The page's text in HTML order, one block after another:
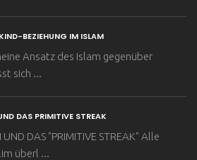
BEZIEHUNG IM ISLAM
Ansatz des Islam gegenüber
sich ...
DAS PRIMITIVE STREAK
UND DAS "PRIMITIVE STREAK" Alle
überl ...